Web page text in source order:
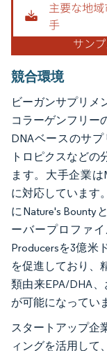
競合環境
ビーガンサプリメ
コラーゲンフリー
DNAベースのサ
トロピクスなどの
ます。大手企業
に対応しています
にNature's Bounty
ーバープロファ
Producersを3億米
を促進しており、
類由来EPA/DHA
が可能になってい
スタートアップ企
ィングを活用して